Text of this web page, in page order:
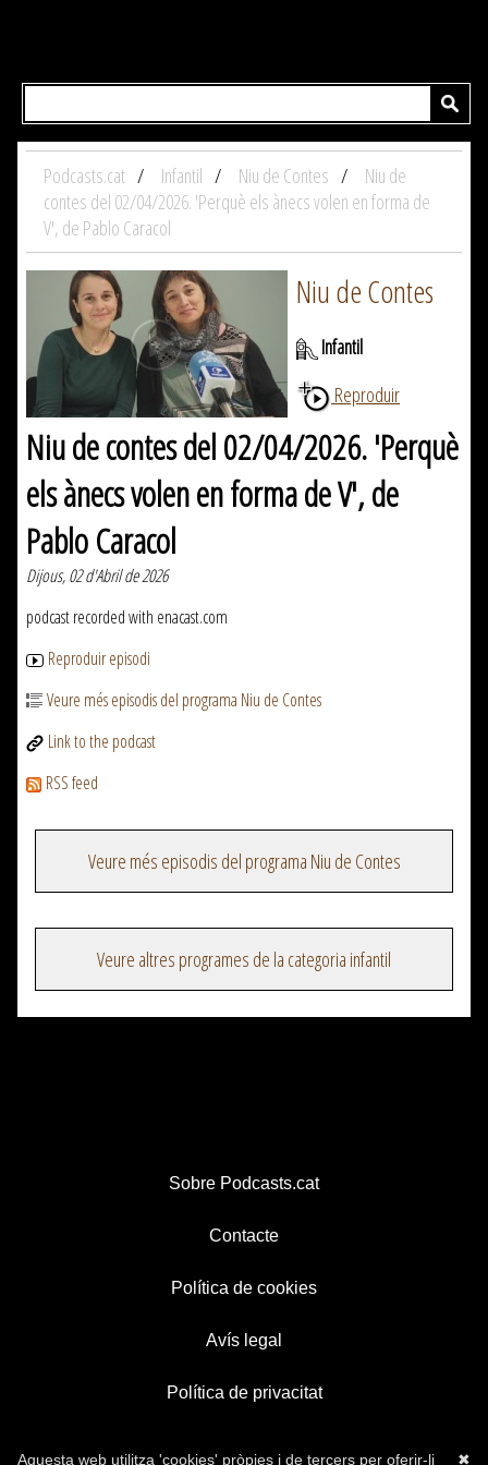
Podcasts.cat Infantil Niu de Contes
Niu de
contes del 02/04/2026. 'Perquè els ànecs volen en forma de
V', de Pablo Caracol
Niu de Contes
Infantil
Reproduir
Niu de contes del 02/04/2026. 'Perquè
els ànecs volen en forma de V', de
Pablo Caracol
Dijous, 02 d'Abril de 2026
podcast recorded with enacast.com
Reproduir episodi
Veure més episodis del programa Niu de Contes
Link to the podcast
RSS feed
Veure més episodis del programa Niu de Contes
Veure altres programes de la categoria infantil
Sobre Podcasts.cat
Contacte
Política de cookies
Avís legal
Política de privacitat
✖
Aquesta web utilitza 'cookies' pròpies i de tercers per oferir-li